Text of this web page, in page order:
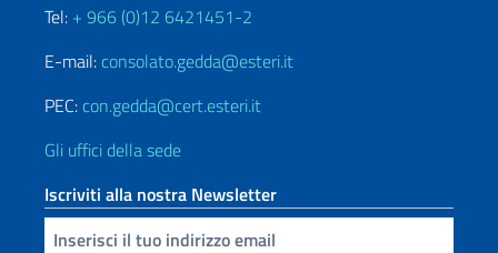
Tel: + 966 (0)12 6421451-2
E-mail: consolato.gedda@esteri.it
PEC: con.gedda@cert.esteri.it
Gli uffici della sede
Iscriviti alla nostra Newsletter
Inserisci la tua email